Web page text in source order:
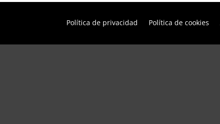
Política de privacidad Política de cookies